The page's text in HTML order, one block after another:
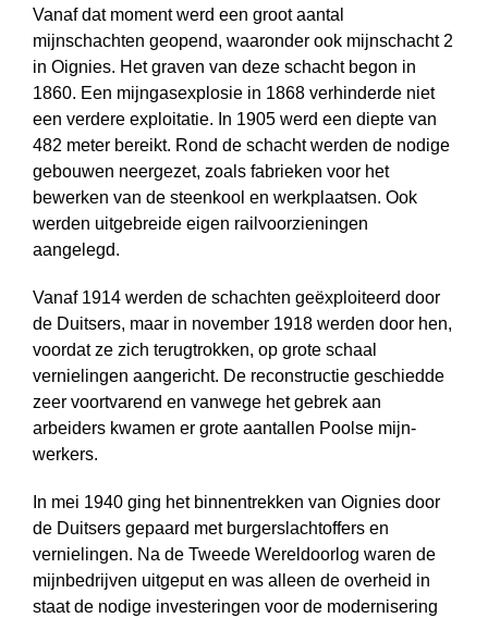
Vanaf dat moment werd een groot aantal
mijnschachten geopend, waaronder ook mijnschacht 2
in Oignies. Het graven van deze schacht begon in
1860. Een mijngasexplosie in 1868 verhinderde niet
een verdere exploitatie. In 1905 werd een diepte van
482 meter bereikt. Rond de schacht werden de nodige
gebouwen neergezet, zoals fabrieken voor het
bewerken van de steenkool en werkplaatsen. Ook
werden uitgebreide eigen railvoorzieningen
aangelegd.
Vanaf 1914 werden de schachten geëxploiteerd door
de Duitsers, maar in november 1918 werden door hen,
voordat ze zich terugtrokken, op grote schaal
vernielingen aangericht. De reconstructie geschiedde
zeer voortvarend en vanwege het gebrek aan
arbeiders kwamen er grote aantallen Poolse mijn­
werkers.
In mei 1940 ging het binnentrekken van Oignies door
de Duitsers gepaard met burgerslachtoffers en
vernielingen. Na de Tweede Wereldoorlog waren de
mijn­bedrijven uitgeput en was alleen de overheid in
staat de nodige investeringen voor de modernisering